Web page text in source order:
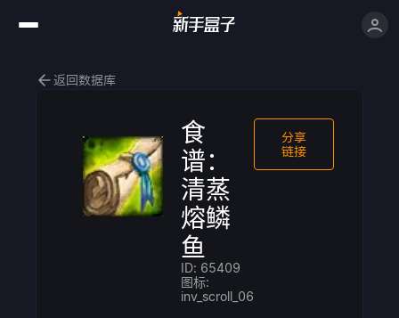
返回数据库
食
谱：
清蒸
熔鳞
鱼
ID: 65409
图标:
inv_scroll_06
分享
链接